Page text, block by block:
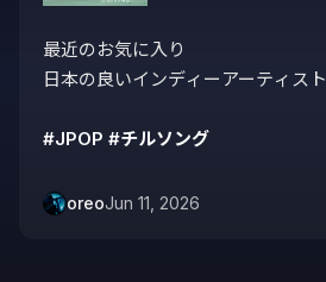
最近のお気に入り
日本の良いインディーアーティス
#JPOP #チルソング
oreoJun 11, 2026